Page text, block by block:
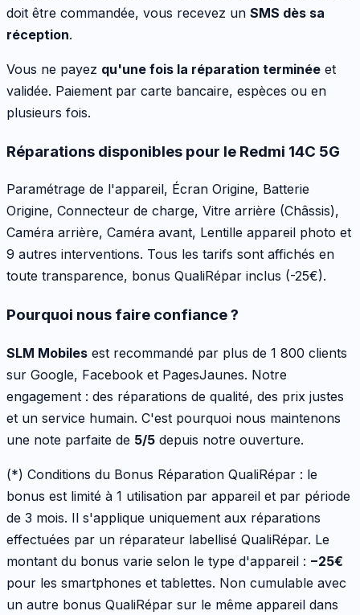
doit être commandée, vous recevez un SMS dès sa
réception.
Vous ne payez qu'une fois la réparation terminée et
validée. Paiement par carte bancaire, espèces ou en
plusieurs fois.
Réparations disponibles pour le Redmi 14C 5G
Paramétrage de l'appareil, Écran Origine, Batterie
Origine, Connecteur de charge, Vitre arrière (Châssis),
Caméra arrière, Caméra avant, Lentille appareil photo et
9 autres interventions. Tous les tarifs sont affichés en
toute transparence, bonus QualiRépar inclus (-25€).
Pourquoi nous faire confiance ?
SLM Mobiles est recommandé par plus de 1 800 clients
sur Google, Facebook et PagesJaunes. Notre
engagement : des réparations de qualité, des prix justes
et un service humain. C'est pourquoi nous maintenons
une note parfaite de 5/5 depuis notre ouverture.
(*) Conditions du Bonus Réparation QualiRépar : le
bonus est limité à 1 utilisation par appareil et par période
de 3 mois. Il s'applique uniquement aux réparations
effectuées par un réparateur labellisé QualiRépar. Le
montant du bonus varie selon le type d'appareil : −25€
pour les smartphones et tablettes. Non cumulable avec
un autre bonus QualiRépar sur le même appareil dans